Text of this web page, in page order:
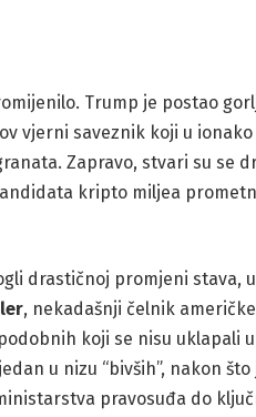
Trump je postao
vjerni saveznik koji u
Zapravo, stvari su se
kripto miljea
drastičnoj promjeni stava,
, nekadašnji čelnik američke
koji se nisu uklapali
u nizu “bivših”, nakon
pravosuđa do